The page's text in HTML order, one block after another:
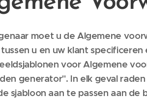
moet u de Algemene
u en uw klant
voor Algemene
generator". In elk geval
sjabloon aan te passen aan